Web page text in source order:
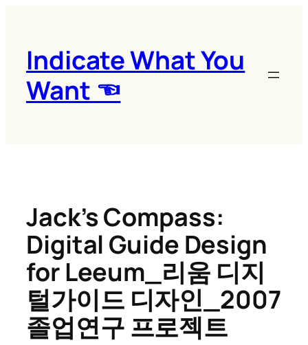
Indicate What You
Want ☜
Jack’s Compass:
Digital Guide Design
for Leeum_리움 디지
털가이드 디자인_2007
졸업연구 프로젝트